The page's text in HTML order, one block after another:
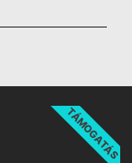
TÁMOGATÁS